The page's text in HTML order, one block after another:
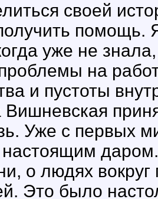
своей
помощь.
уже не
на
и пустоты
Уже с первых
о людях
Это было